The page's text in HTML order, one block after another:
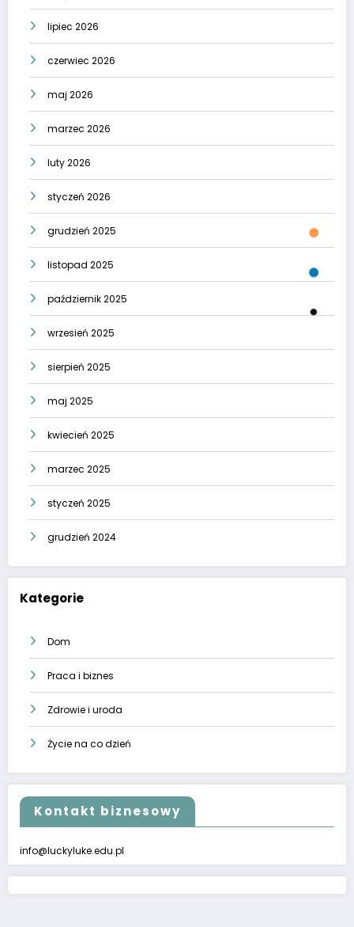
lipiec 2026
czerwiec 2026
maj 2026
marzec 2026
luty 2026
styczeń 2026
grudzień 2025
listopad 2025
październik 2025
wrzesień 2025
sierpień 2025
maj 2025
kwiecień 2025
marzec 2025
styczeń 2025
grudzień 2024
Kategorie
Dom
Praca i biznes
Zdrowie i uroda
Życie na co dzień
Kontakt biznesowy
info@luckyluke.edu.pl